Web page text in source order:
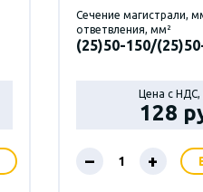
Сечение магистрали,
ответвления, мм²
(25)50-150/
Цена с НДС,
128
– +